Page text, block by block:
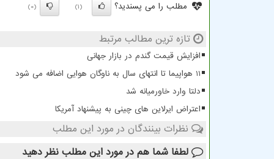
مطلب را می پسندید؟
(1)
(0)
تازه ترین مطالب مرتبط
افزایش قیمت گندم در بازار جهانی
11 هواپیما تا انتهای سال به ناوگان هوایی اضافه می شود
دلتا وارد خاورمیانه شد
اعتراض ایرلاین های چینی به پیشنهاد آمریکا
نظرات بینندگان در مورد این مطلب
لطفا شما هم در مورد این مطلب نظر دهید